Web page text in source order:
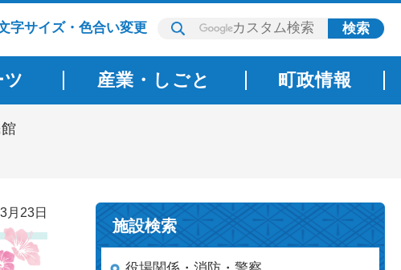
字サイズ・色合い変更
産業・しごと 町政情報
月23日
施設検索